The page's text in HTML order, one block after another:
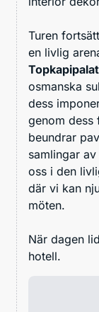
Turen
en livlig
osmanska
dess
genom dess
beundrar
samlingar
oss i den
där vi kan
möten.
När dagen
hotell.